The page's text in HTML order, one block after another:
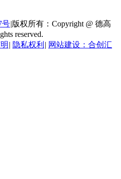
号|版权所有：Copyright @ 德高
reserved.
| 隐私权利 | 网站建设：合创汇